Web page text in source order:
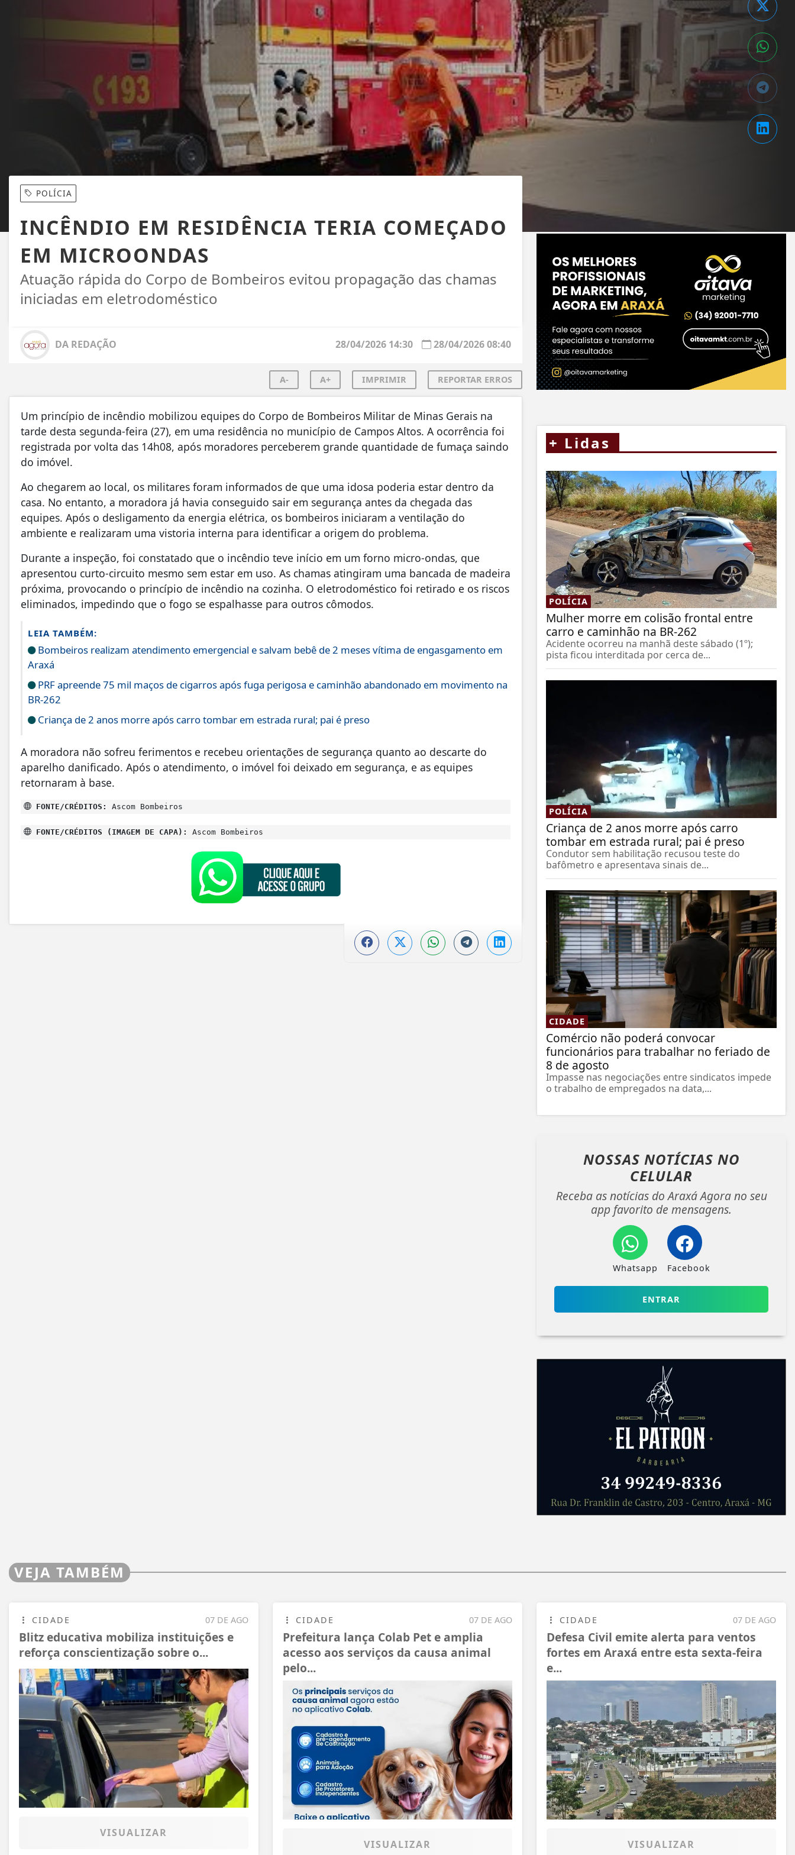
POLÍCIA
INCÊNDIO EM RESIDÊNCIA TERIA COMEÇADO
EM MICROONDAS
Atuação rápida do Corpo de Bombeiros evitou propagação das chamas
iniciadas em eletrodoméstico
DA REDAÇÃO 28/04/2026 08:40
28/04/2026 14:30
A- A+ IMPRIMIR REPORTAR ERROS
Um princípio de incêndio mobilizou equipes do Corpo de Bombeiros Militar de Minas Gerais na
tarde desta segunda-feira (27), em uma residência no município de Campos Altos. A ocorrência foi
registrada por volta das 14h08, após moradores perceberem grande quantidade de fumaça saindo
do imóvel.
Ao chegarem ao local, os militares foram informados de que uma idosa poderia estar dentro da
casa. No entanto, a moradora já havia conseguido sair em segurança antes da chegada das
equipes. Após o desligamento da energia elétrica, os bombeiros iniciaram a ventilação do
ambiente e realizaram uma vistoria interna para identificar a origem do problema.
Durante a inspeção, foi constatado que o incêndio teve início em um forno micro-ondas, que
apresentou curto-circuito mesmo sem estar em uso. As chamas atingiram uma bancada de madeira
próxima, provocando o princípio de incêndio na cozinha. O eletrodoméstico foi retirado e os riscos
eliminados, impedindo que o fogo se espalhasse para outros cômodos.
LEIA TAMBÉM:
Bombeiros realizam atendimento emergencial e salvam bebê de 2 meses vítima de engasgamento em
Araxá
PRF apreende 75 mil maços de cigarros após fuga perigosa e caminhão abandonado em movimento na
BR-262
Criança de 2 anos morre após carro tombar em estrada rural; pai é preso
A moradora não sofreu ferimentos e recebeu orientações de segurança quanto ao descarte do
aparelho danificado. Após o atendimento, o imóvel foi deixado em segurança, e as equipes
retornaram à base.
FONTE/CRÉDITOS: Ascom Bombeiros
FONTE/CRÉDITOS (IMAGEM DE CAPA): Ascom Bombeiros
+ Lidas
POLÍCIA
Mulher morre em colisão frontal entre
carro e caminhão na BR-262
Acidente ocorreu na manhã deste sábado (1º);
pista ficou interditada por cerca de...
POLÍCIA
Criança de 2 anos morre após carro
tombar em estrada rural; pai é preso
Condutor sem habilitação recusou teste do
bafômetro e apresentava sinais de...
CIDADE
Comércio não poderá convocar
funcionários para trabalhar no feriado de
8 de agosto
Impasse nas negociações entre sindicatos impede
o trabalho de empregados na data,...
NOSSAS NOTÍCIAS NO
CELULAR
Receba as notícias do Araxá Agora no seu
app favorito de mensagens.
Whatsapp Facebook
ENTRAR
VEJA TAMBÉM
07 DE AGO
CIDADE
Blitz educativa mobiliza instituições e
reforça conscientização sobre o...
VISUALIZAR
07 DE AGO
CIDADE
Prefeitura lança Colab Pet e amplia
acesso aos serviços da causa animal
pelo...
VISUALIZAR
07 DE AGO
CIDADE
Defesa Civil emite alerta para ventos
fortes em Araxá entre esta sexta-feira
e...
VISUALIZAR